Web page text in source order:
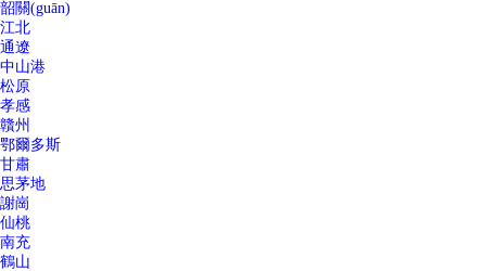
韶關(guān)
江北
通遼
中山港
松原
孝感
贛州
鄂爾多斯
甘肅
思茅地
謝崗
仙桃
南充
鶴山